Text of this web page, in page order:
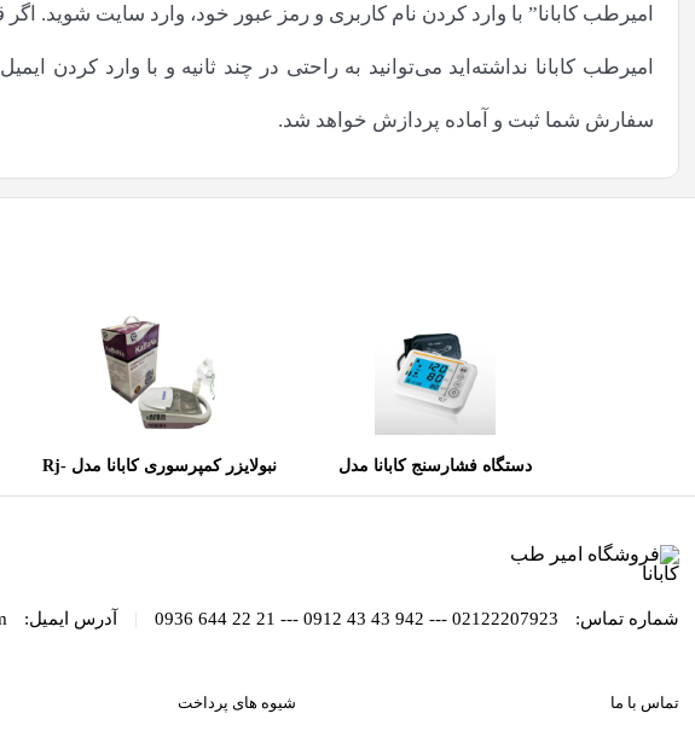
امیرطب کابانا” با وارد کردن نام کاربری و رمز عبور خود، وارد سایت ‏‌شوید.
امیرطب کابانا نداشته‌اید می‌‏‏توانید به راحتی در چند ثانیه و با وارد
سفارش شما ثبت و آماده پردازش خواهد شد.
دستگاه فشارسنج کابانا مدل نبولایزر کمپرسوری کابانا مدل Rj-
شماره تماس: 02122207923 --- 942 43 43 0912 --- 21 22 644 0936
| آدرس ایمیل:
تماس با ما شیوه های پرداخت